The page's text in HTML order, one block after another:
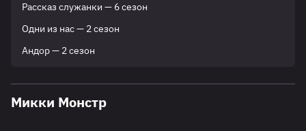
Рассказ служанки — 6 сезон
Одни из нас — 2 сезон
Андор — 2 сезон
Микки Монстр